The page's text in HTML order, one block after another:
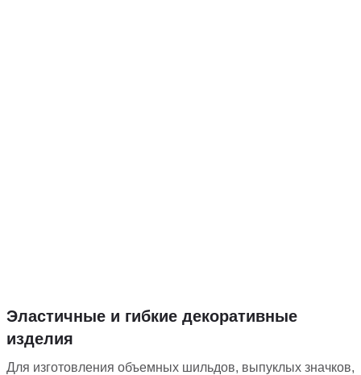
Эластичные и гибкие декоративные
изделия
Для изготовления объемных шильдов, выпуклых значков,